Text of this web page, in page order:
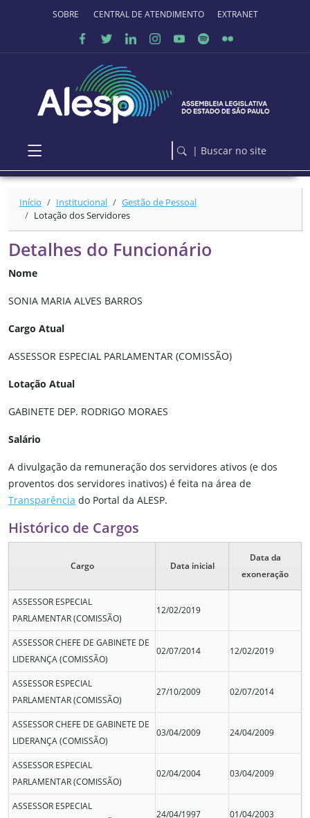
Ir para o conteúdo principal
SOBRE O PORTALCENTRAL DE ATENDIMENTO EXTRANET
| Buscar no site
Início Institucional
Gestão de Pessoal
Lotação dos Servidores
Detalhes do Funcionário
Nome
SONIA MARIA ALVES BARROS
Cargo Atual
ASSESSOR ESPECIAL PARLAMENTAR (COMISSÃO)
Lotação Atual
GABINETE DEP. RODRIGO MORAES
Salário
A divulgação da remuneração dos servidores ativos (e dos
proventos dos servidores inativos) é feita na área de
Transparência do Portal da ALESP.
Histórico de Cargos
Cargo Data inicial
Data da
exoneração
ASSESSOR ESPECIAL
PARLAMENTAR (COMISSÃO)
12/02/2019
ASSESSOR CHEFE DE GABINETE DE
LIDERANÇA (COMISSÃO)
02/07/2014 12/02/2019
ASSESSOR ESPECIAL
PARLAMENTAR (COMISSÃO)
27/10/2009 02/07/2014
ASSESSOR CHEFE DE GABINETE DE
LIDERANÇA (COMISSÃO)
03/04/2009 24/04/2009
ASSESSOR ESPECIAL
PARLAMENTAR (COMISSÃO)
02/04/2004 03/04/2009
ASSESSOR ESPECIAL
24/04/1997 01/04/2003